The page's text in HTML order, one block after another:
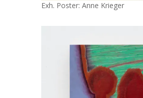
Exh. Poster: Anne Krieger